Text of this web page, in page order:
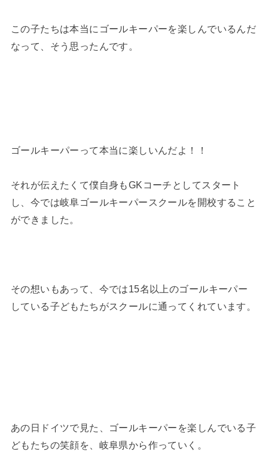
この子たちは本当にゴールキーパーを楽しんでいるんだ
なって、そう思ったんです。
ゴールキーパーって本当に楽しいんだよ！！
それが伝えたくて僕自身もGKコーチとしてスタート
し、今では岐阜ゴールキーパースクールを開校すること
ができました。
その想いもあって、今では15名以上のゴールキーパー
している子どもたちがスクールに通ってくれています。
あの日ドイツで見た、ゴールキーパーを楽しんでいる子
どもたちの笑顔を、岐阜県から作っていく。